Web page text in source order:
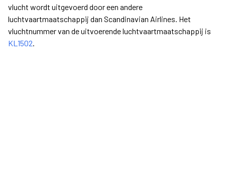
vlucht wordt uitgevoerd door een andere
luchtvaartmaatschappij dan Scandinavian Airlines. Het
vluchtnummer van de uitvoerende luchtvaartmaatschappij is
KL1502.